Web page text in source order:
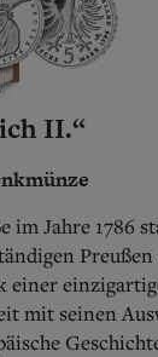
II.“
im Jahre 1786
einer
mit seinen